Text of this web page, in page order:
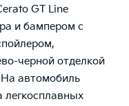
GT Line
и бампером с
черной отделкой
На автомобиль
легкосплавных